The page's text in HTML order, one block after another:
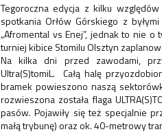
Tegoroczna edycja z kilku
spotkania Orłów Górskiego z
„Afromental vs Enej”, jednak to nie
turniej kibice Stomilu Olsztyn
Na kilka dni przed zawodami,
Ultra(S)tomiL. Całą halę
bramek powieszono naszą
rozwieszona została flaga
pasów. Pojawiły się też specjalnie
małą trybunę) oraz ok. 40-metrowy